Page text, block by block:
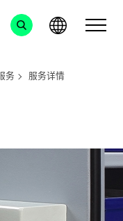
务 服务详情